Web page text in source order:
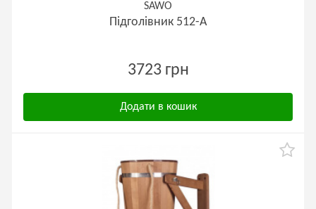
SAWO
Підголівник 512-А
3723 грн
Додати в кошик